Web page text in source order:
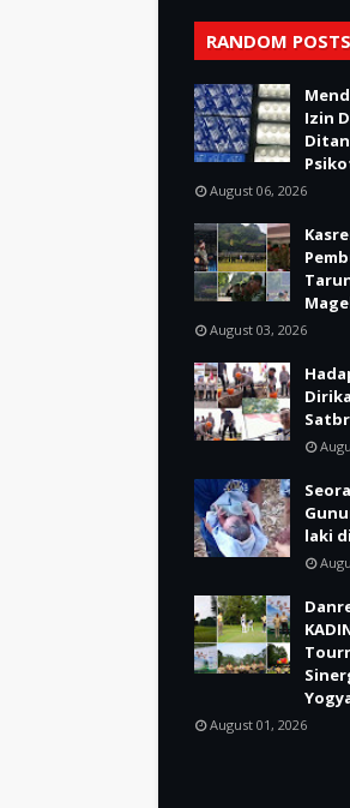
RANDOM POSTS
Izin
August 06, 2026
August 03, 2026
laki
August 01, 2026